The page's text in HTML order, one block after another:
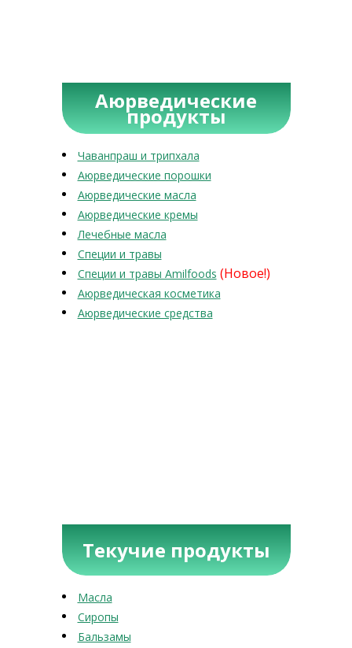
Аюрведические
продукты
Чаванпраш и трипхала
Аюрведические порошки
Аюрведические масла
Аюрведические кремы
Лечебные масла
Специи и травы
Специи и травы Amilfoods (Новое!)
Аюрведическая косметика
Аюрведические средства
Текучие продукты
Масла
Сиропы
Бальзамы